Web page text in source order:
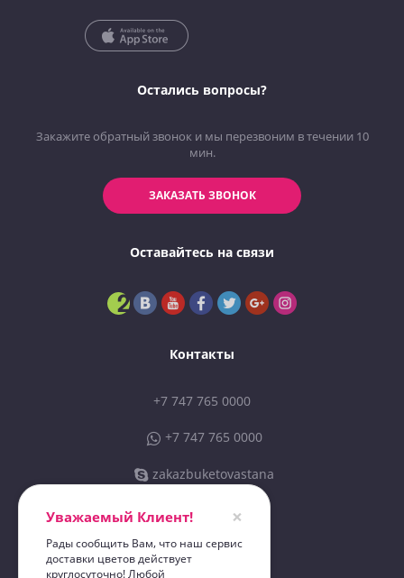
Остались вопросы?
Закажите обратный звонок и мы перезвоним в течении 10
мин.
ЗАКАЗАТЬ ЗВОНОК
Оставайтесь на связи
Контакты
+7 747 765 0000
+7 747 765 0000
zakazbuketovastana
sales@zbastana.kz
ИП «Zakazbuketov 01»
Уважаемый Клиент! ×
Рады сообщить Вам, что наш сервис
доставки цветов действует
круглосуточно! Любой